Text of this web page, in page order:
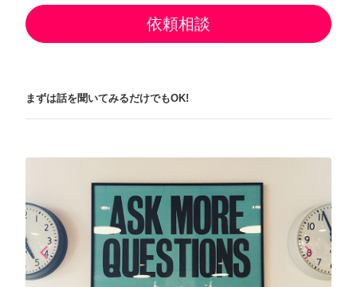
依頼相談
まずは話を聞いてみるだけでもOK!
arrow_back_iosPrevious arrow_forward_iosNext